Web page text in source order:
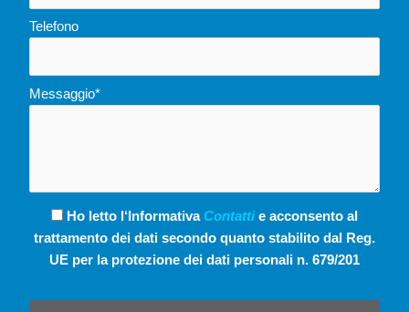
Telefono
Messaggio*
Ho letto l‘Informativa Contattie acconsento al
trattamento dei dati secondo quanto stabilito dal Reg.
UE per la protezione dei dati personali n. 679/201